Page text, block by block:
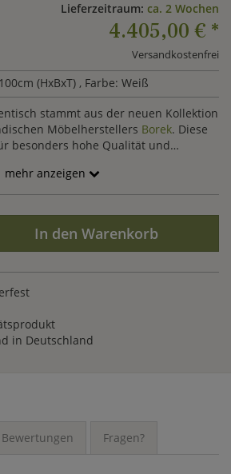
Lieferzeitraum: ca. 2 Wochen
4.405,00 € *
Versandkostenfrei
(HxBxT) , Farbe: Weiß
stammt aus der neuen Kollektion
Möbelherstellers Borek. Diese
besonders hohe Qualität und
Gartens passen. Mit einer
Pulverlack werden die
somit zuverlässig vor Korrosion
diese Versiegelung dafür, dass
von -40 bis +80 Grad nichts
Ihrem Garten schöne Akzente zu
zahlreichen Kategorien auf
interessanten
.
mehr anzeigen
In den Warenkorb
in Deutschland
Bewertungen Fragen?